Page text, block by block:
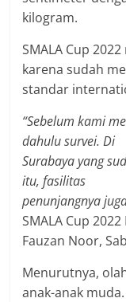
kilogram.
SMALA Cup
karena sudah
standar
“Sebelum kami
dahulu survei. Di
Surabaya yang
itu, fasilitas
penunjangnya
SMALA Cup
Fauzan Noor,
Menurutnya,
anak-anak